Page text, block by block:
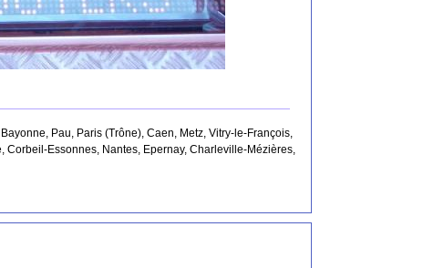
Pau, Paris (Trône), Caen, Metz, Vitry-le-François,
Essonnes, Nantes, Epernay, Charleville-Mézières,